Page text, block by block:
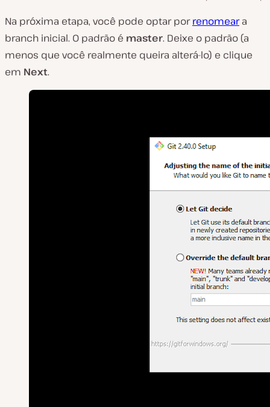
Na próxima etapa, você pode optar porrenomeara
branch inicial. O padrão é master. Deixe o padrão (a
menos que você realmente queira alterá-lo) e clique
em Next.